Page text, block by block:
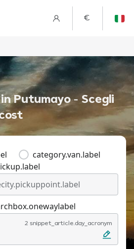
€
Putumayo - Scegli
category.van.label
2 snippet_article.day_acronym